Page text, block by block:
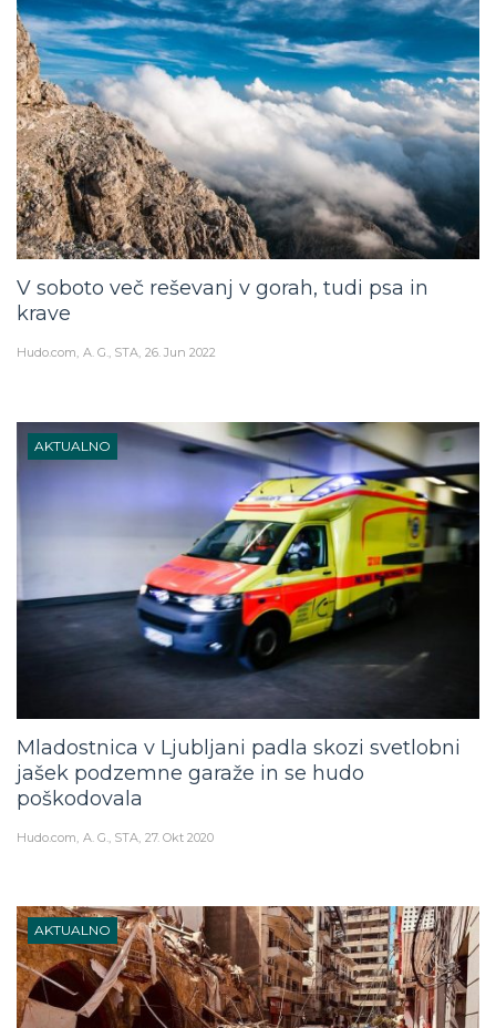
V soboto več reševanj v gorah, tudi psa in
krave
Hudo.com A. G., STA 26. Jun 2022
AKTUALNO
Mladostnica v Ljubljani padla skozi svetlobni
jašek podzemne garaže in se hudo
poškodovala
Hudo.com A. G., STA 27. Okt 2020
AKTUALNO